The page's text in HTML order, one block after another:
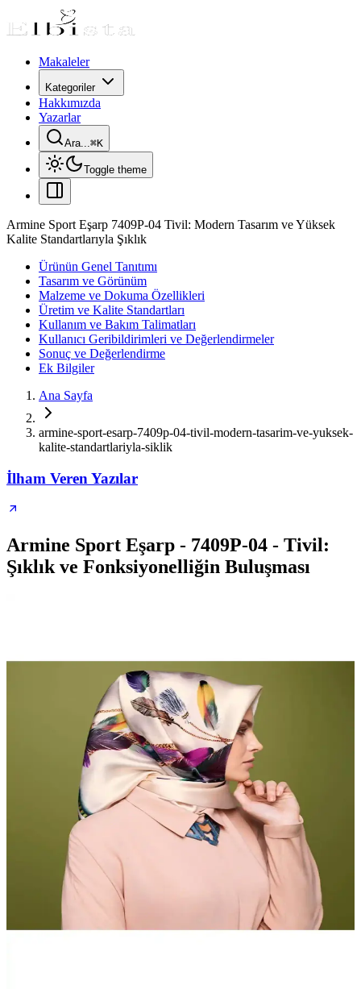
Makaleler
Kategoriler
Hakkımızda
Yazarlar
Ara...⌘K
Toggle theme
Armine Sport Eşarp 7409P-04 Tivil: Modern Tasarım ve Yüksek
Kalite Standartlarıyla Şıklık
Ürünün Genel Tanıtımı
Tasarım ve Görünüm
Malzeme ve Dokuma Özellikleri
Üretim ve Kalite Standartları
Kullanım ve Bakım Talimatları
Kullanıcı Geribildirimleri ve Değerlendirmeler
Sonuç ve Değerlendirme
Ek Bilgiler
Ana Sayfa
armine-sport-esarp-7409p-04-tivil-modern-tasarim-ve-yuksek-
kalite-standartlariyla-siklik
İlham Veren Yazılar
Armine Sport Eşarp - 7409P-04 - Tivil:
Şıklık ve Fonksiyonelliğin Buluşması